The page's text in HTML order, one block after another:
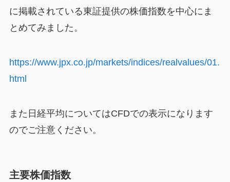
に掲載されている東証提供の株価指数を中心にま
とめてみました。
https://www.jpx.co.jp/markets/indices/realvalues/01.
html
また日経平均についてはCFDでの表示になります
のでご注意ください。
主要株価指数